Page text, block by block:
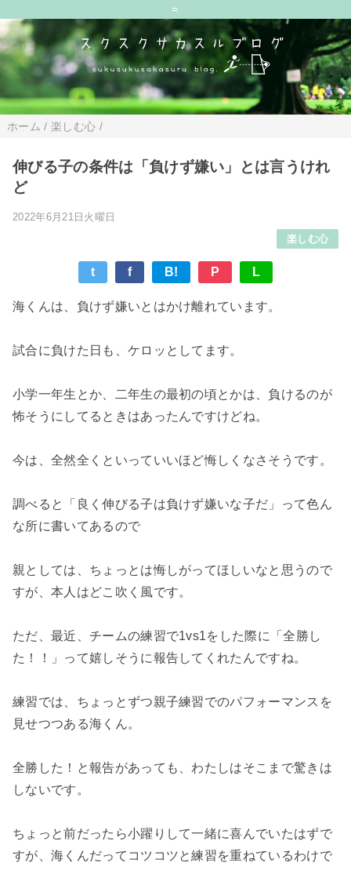
=
ホーム / 楽しむ心 /
伸びる子の条件は「負けず嫌い」とは言うけれ
ど
2022年6月21日火曜日
楽しむ心
t f B! P L
海くんは、負けず嫌いとはかけ離れています。
試合に負けた日も、ケロッとしてます。
小学一年生とか、二年生の最初の頃とかは、負けるのが
怖そうにしてるときはあったんですけどね。
今は、全然全くといっていいほど悔しくなさそうです。
調べると「良く伸びる子は負けず嫌いな子だ」って色ん
な所に書いてあるので
親としては、ちょっとは悔しがってほしいなと思うので
すが、本人はどこ吹く風です。
ただ、最近、チームの練習で1vs1をした際に「全勝し
た！！」って嬉しそうに報告してくれたんですね。
練習では、ちょっとずつ親子練習でのパフォーマンスを
見せつつある海くん。
全勝した！と報告があっても、わたしはそこまで驚きは
しないです。
ちょっと前だったら小躍りして一緒に喜んでいたはずで
すが、海くんだってコツコツと練習を重ねているわけで